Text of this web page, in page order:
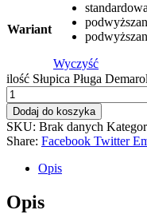
Wariant
standardowa
Wyczyść
ilość Słupica Pługa
Dodaj do koszyka
SKU: Brak danych
Share: Facebook Twitter
Opis
Opis